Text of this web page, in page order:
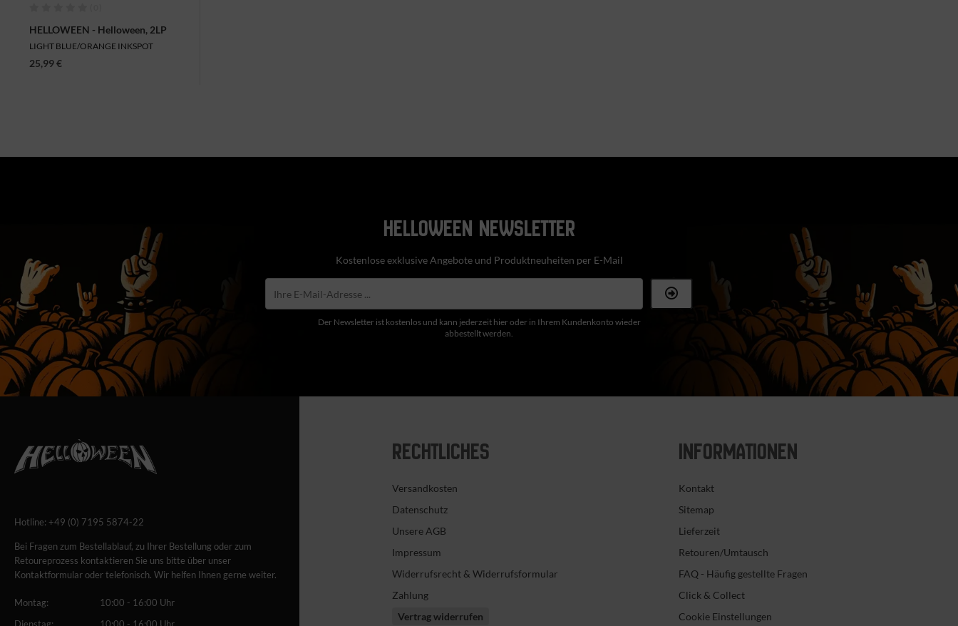
HELLOWEEN - Helloween, 2LP
LIGHT BLUE/ORANGE INKSPOT
25,99 €
HELLOWEEN NEWSLETTER
Kostenlose exklusive Angebote und Produktneuheiten per E-Mail
Der Newsletter ist kostenlos und kann jederzeit hier oder in Ihrem Kundenkonto wieder
abbestellt werden.
Hotline: +49 (0) 7195 5874-22
Bei Fragen zum Bestellablauf, zu Ihrer Bestellung oder zum
Retoureprozess kontaktieren Sie uns bitte über unser
Kontaktformular oder telefonisch. Wir helfen Ihnen gerne weiter.
Montag:
10:00 - 16:00 Uhr
RECHTLICHES
Versandkosten
Datenschutz
Unsere AGB
Impressum
Widerrufsrecht & Widerrufsformular
Zahlung
Vertrag widerrufen
INFORMATIONEN
Kontakt
Sitemap
Lieferzeit
Retouren/Umtausch
FAQ - Häufig gestellte Fragen
Click & Collect
Cookie Einstellungen